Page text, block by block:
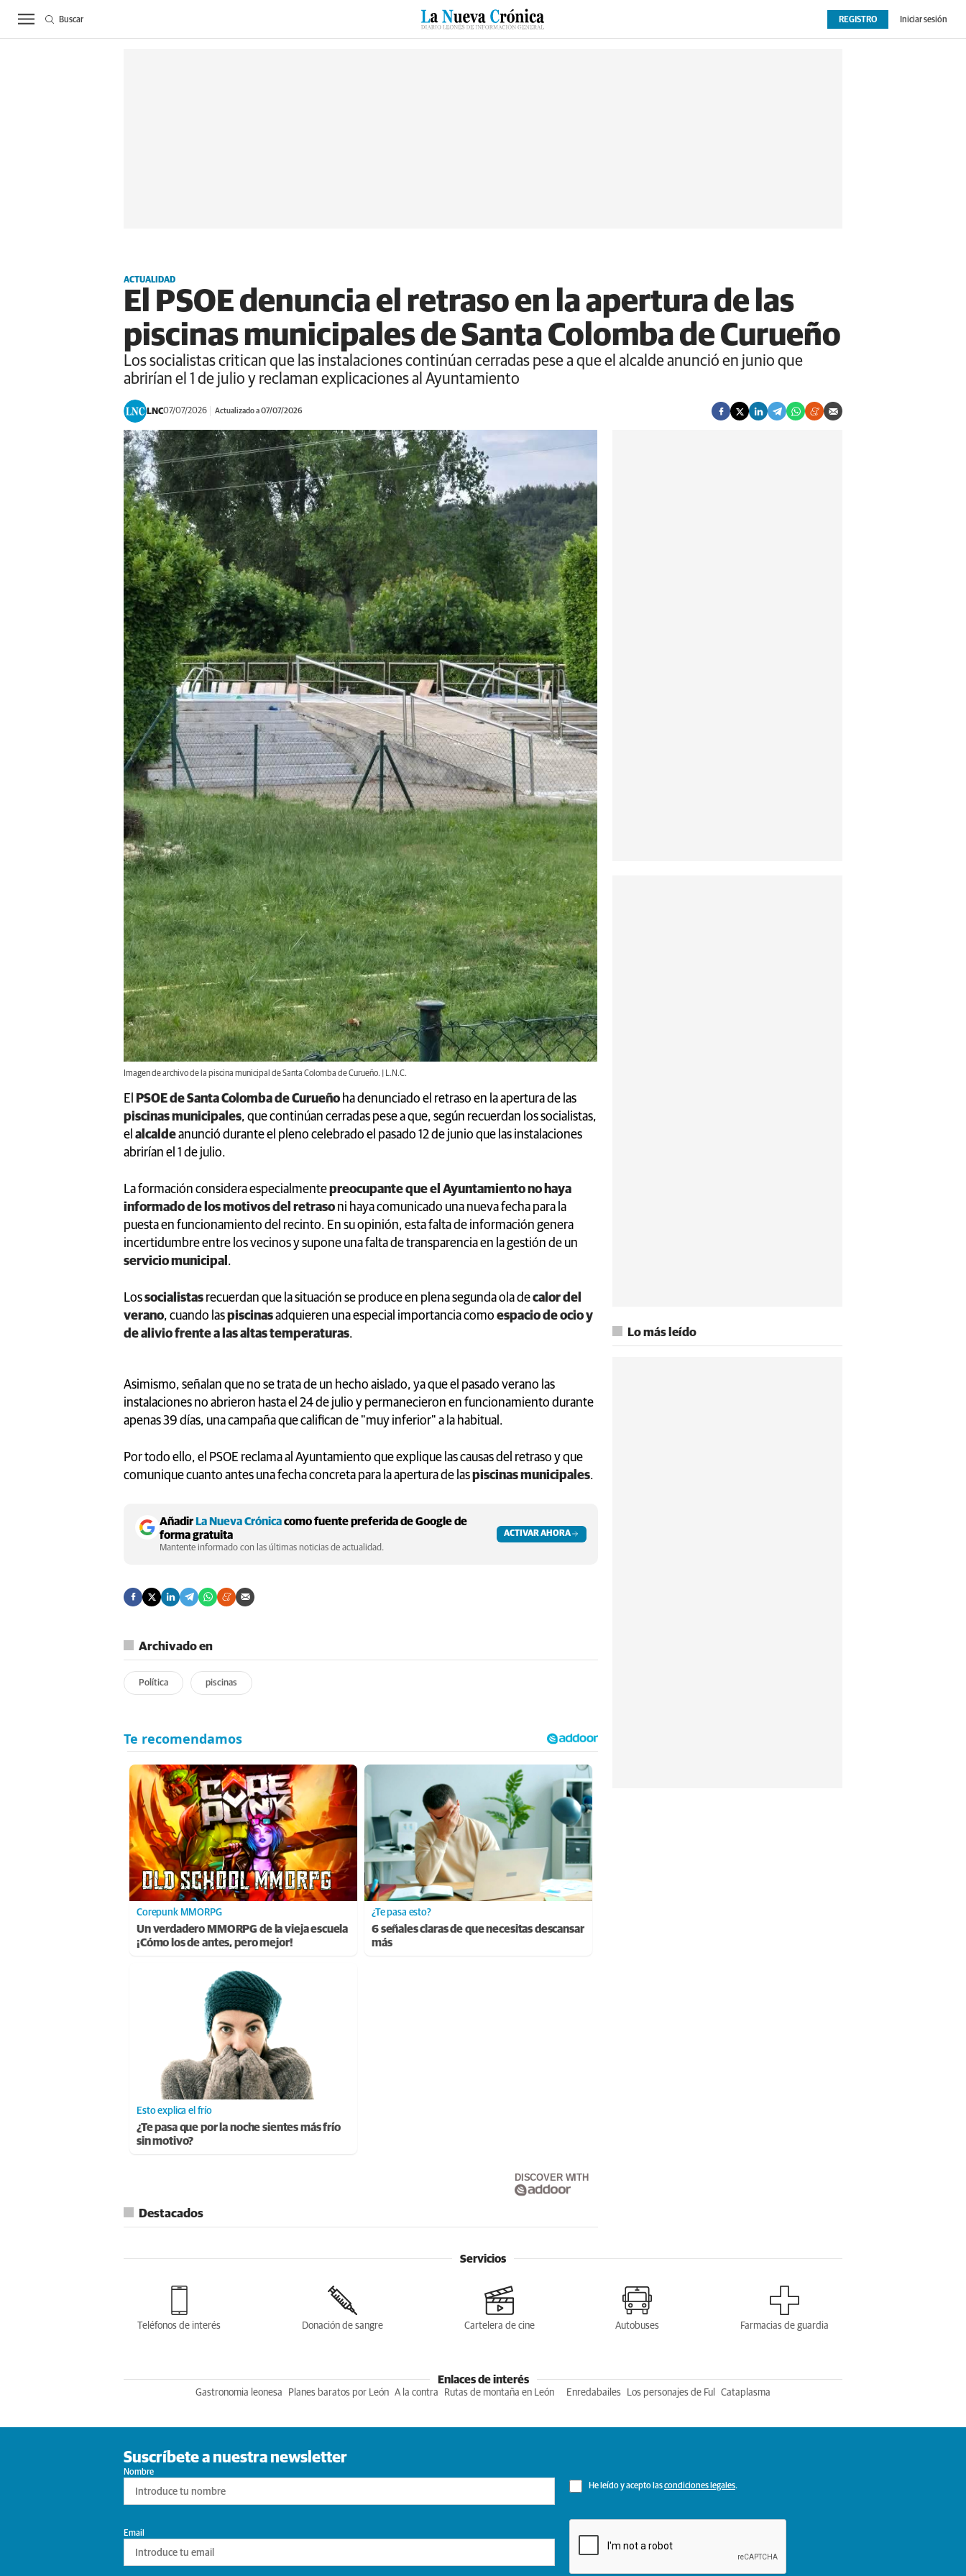
ACTUALIDAD BIERZO SUCESOS CULTURAS ESPECIALES DEPORTES OPINIÓN EXTRAS
REGISTRO Iniciar sesión
Buscar
ACTUALIDAD
El PSOE denuncia el retraso en la apertura de las
piscinas municipales de Santa Colomba de Curueño
Los socialistas critican que las instalaciones continúan cerradas pese a que el alcalde anunció en junio que
abrirían el 1 de julio y reclaman explicaciones al Ayuntamiento
LNC07/07/2026 Actualizado a 07/07/2026
Imagen de archivo de la piscina municipal de Santa Colomba de Curueño. | L.N.C.
El PSOE de Santa Colomba de Curueño ha denunciado el retraso en la apertura de las
piscinas municipales, que continúan cerradas pese a que, según recuerdan los socialistas,
el alcaldeanunció durante el pleno celebrado el pasado 12 de junio que las instalaciones
abrirían el 1 de julio.
La formación considera especialmentepreocupante que el Ayuntamiento no haya
informado de los motivos del retraso ni haya comunicado una nueva fecha para la
puesta en funcionamiento del recinto. En su opinión, esta falta de información genera
incertidumbre entre los vecinos y supone una falta de transparencia en la gestión de un
servicio municipal .
Lossocialistas recuerdan que la situación se produce en plena segunda ola decalor del
verano, cuando laspiscinasadquieren una especial importancia como espacio de ocio y
de alivio frente a las altas temperaturas.
Asimismo, señalan que no se trata de un hecho aislado, ya que el pasado verano las
instalaciones no abrieron hasta el 24 de julio y permanecieron en funcionamiento durante
apenas 39 días, una campaña que califican de "muy inferior" a la habitual.
Por todo ello, el PSOE reclama al Ayuntamiento que explique las causas del retraso y que
comunique cuanto antes una fecha concreta para la apertura de laspiscinas municipales.
Añadir La Nueva Crónicacomo fuente preferida de Google de
forma gratuita
Mantente informado con las últimas noticias de actualidad.
ACTIVAR AHORA
Archivado en
Política piscinas
Corepunk MMORPG
Un verdadero MMORPG de la vieja escuela
¡Cómo los de antes, pero mejor!
¿Te pasa esto?
6 señales claras de que necesitas descansar
más
Esto explica el frío
¿Te pasa que por la noche sientes más frío
sin motivo?
DISCOVER WITH
Destacados
Lo más leído
Servicios
Teléfonos de interés Donación de sangre Cartelera de cine Autobuses Farmacias de guardia
Enlaces de interés
Gastronomia leonesa Planes baratos por León A la contra Rutas de montaña en León Enredabailes Los personajes de Ful Cataplasma
Suscríbete a nuestra newsletter
Nombre
He leído y acepto lascondiciones legales.
Email